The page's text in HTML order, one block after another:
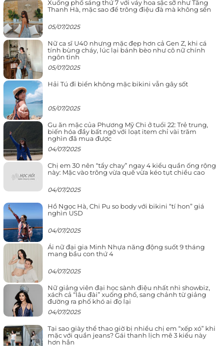
Xuống phố sáng thứ 7 với váy hoa sặc sỡ như Tăng
Thanh Hà, mặc sao để trông điệu đà mà không sến
05/07/2025
Nữ ca sĩ U40 nhưng mặc đẹp hơn cả Gen Z, khi cá
tính bùng cháy, lúc lại bánh bèo như cô nữ chính
ngôn tình
05/07/2025
Hải Tú đi biển không mặc bikini vẫn gây sốt
05/07/2025
Gu ăn mặc của Phương Mỹ Chi ở tuổi 22: Trẻ trung,
biến hóa đầy bất ngờ với loạt item chỉ vài trăm
nghìn đã mua được
04/07/2025
Chị em 30 nên “tẩy chay” ngay 4 kiểu quần ống rộng
này: Mặc vào trông vừa quê vừa kéo tụt chiều cao
04/07/2025
Hồ Ngọc Hà, Chi Pu so body với bikini “tí hon” giá
nghìn USD
04/07/2025
Ái nữ đại gia Minh Nhựa năng động suốt 9 tháng
mang bầu con thứ 4
04/07/2025
Nữ giảng viên đại học sành điệu nhất nhì showbiz,
xách cả “lâu đài” xuống phố, sang chảnh từ giảng
đường ra phố khó ai đọ lại
04/07/2025
Tại sao giày thể thao giờ bị nhiều chị em “xếp xó” khi
mặc với quần jeans? Gái thanh lịch mê 3 kiểu này
hơn hẳn